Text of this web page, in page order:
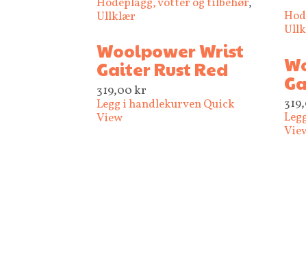
Ullklær
Woolpower Wrist
Gaiter Rust Red
319,00kr
Legg i handlekurvenQuick
View